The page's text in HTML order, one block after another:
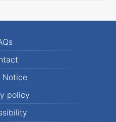
Notice
policy